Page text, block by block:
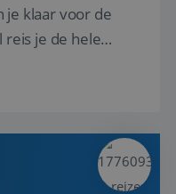
je klaar voor de
reis je de hele
wat er in de
droomreis te